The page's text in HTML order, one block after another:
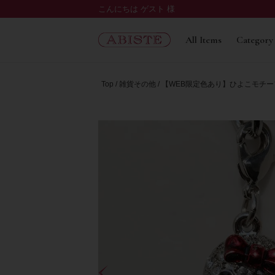
こんにちは ゲスト 様
All Items Category
Top 雑貨その他 【WEB限定色あり】ひよこモチ